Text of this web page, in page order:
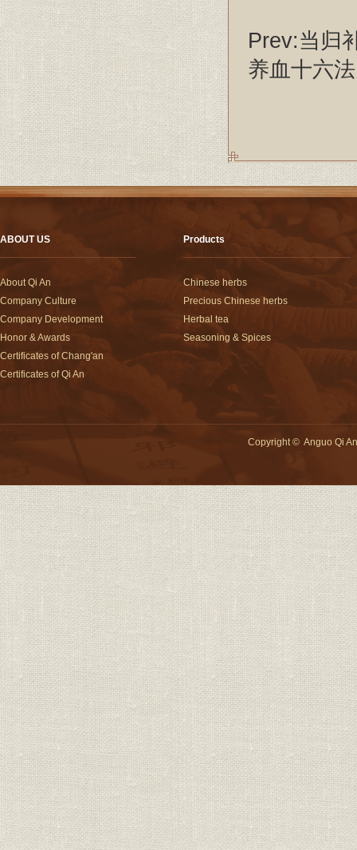
Prev:当归
养血十六法
ABOUT US
About Qi An
Company Culture
Company Development
Honor & Awards
Certificates of Chang'an
Certificates of Qi An
Products
Chinese herbs
Precious Chinese herbs
Herbal tea
Seasoning & Spices
Copyright©Anguo Qi